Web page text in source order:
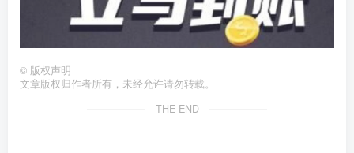
© 版权声明
文章版权归作者所有，未经允许请勿转载。
THE END